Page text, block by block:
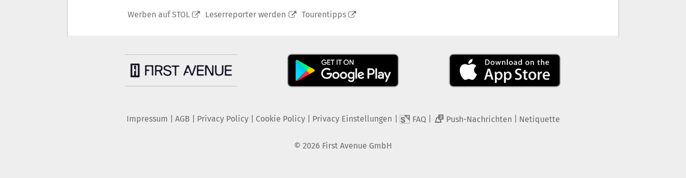
Werben auf STOL Leserreporter werden Tourentipps
Impressum AGB Privacy Policy| Cookie Policy| Privacy Einstellungen FAQ 2 Push-Nachrichten Netiquette
© 2026 First Avenue GmbH